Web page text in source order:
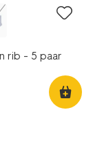
rib - 5 paar